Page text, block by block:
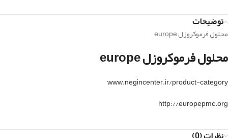
توضیحات
محلول فرموکروزل europe
محلول فرموکروزل europe
www.negincenter.ir/product-category
http://europepmc.org